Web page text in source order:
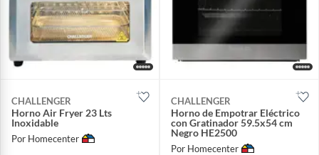
CHALLENGER
Horno Air Fryer 23 Lts
Inoxidable
Por Homecenter
CHALLENGER
Horno de Empotrar Eléctrico
con Gratinador 59.5x54 cm
Negro HE2500
Por Homecenter